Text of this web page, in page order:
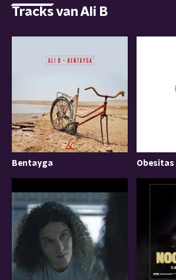
Tracks van Ali B
Bentayga Obesitas